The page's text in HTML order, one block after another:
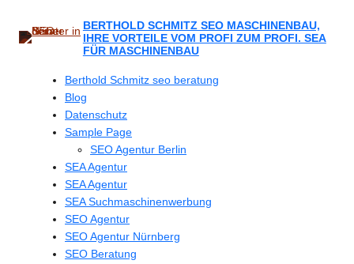
springen
BERTHOLD SCHMITZ SEO MASCHINENBAU,
IHRE VORTEILE VOM PROFI ZUM PROFI. SEA
FÜR MASCHINENBAU
Berthold Schmitz seo beratung
Blog
Datenschutz
Sample Page
SEO Agentur Berlin
SEA Agentur
SEA Agentur
SEA Suchmaschinenwerbung
SEO Agentur
SEO Agentur Nürnberg
SEO Beratung